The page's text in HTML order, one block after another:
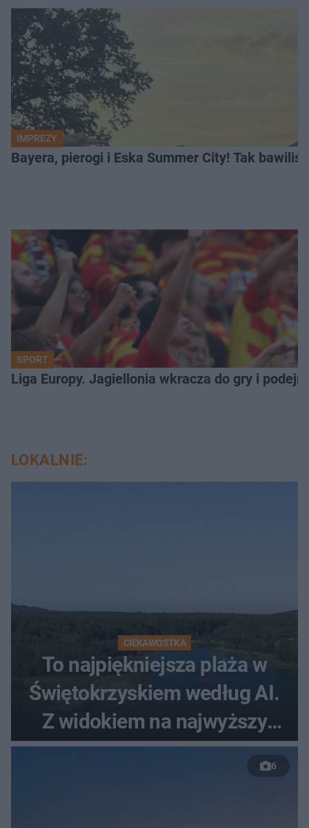
IMPREZY
Bayera, pierogi i Eska Summer City! Tak
SPORT
Liga Europy. Jagiellonia wkracza do gry i
LOKALNIE:
CIEKAWOSTKA
To najpiękniejsza plaża w
Świętokrzyskiem według AI.
Z widokiem na najwyższy
szczyt Gór Świętokrzyskich
6